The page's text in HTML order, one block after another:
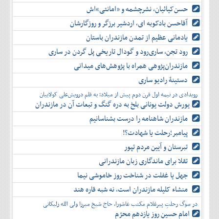
حسن‌کیائیان، نشرچشمه و «امانتی»اش
آقاحسن بادکوبه ای، اردشیر برزگر و روزگارشان
یادمانی عظیم از تمدن مازندران باستان
رود تجن، ساری‌رود و گودال تاریخی پل گردن در ساری
مازندران‌پژوهی همراه با پژوهش‌های میدانی
دستینۀ رادیو ساری
رویدادی در نیمه اول قرن دوم پیش از میلاد؛ به قلم درویش‌علی کولاییان
یورش دولت یونانی بلخ به دره گنگ و تبعات آن در مازندران
مازندران شاهنامه را درست بشناسانیم
پیامبر؛رحلت یا شهادت؟!
تبرستان و آیین مردم تپور
تقلا برای ماندگاری زبان مازندرانی
جهل یا غفلت در شناخت روز خاموشی نیما
منشاء کلیله مازندران است، نه شبه قاره هند
در سوگ رحلتِ پیرغلام مکتب عاشورا، حاج شیخ میرزا ولی الله زلیکانی
امام حسینِ روز یازدهم محرّم